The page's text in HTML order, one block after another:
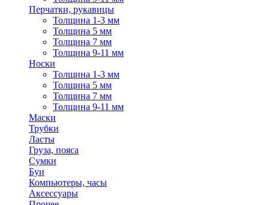
Перчатки, рукавицы
Толщина 1-3 мм
Толщина 5 мм
Толщина 7 мм
Толщина 9-11 мм
Носки
Толщина 1-3 мм
Толщина 5 мм
Толщина 7 мм
Толщина 9-11 мм
Маски
Трубки
Ласты
Груза, пояса
Сумки
Буи
Компьютеры, часы
Аксессуары